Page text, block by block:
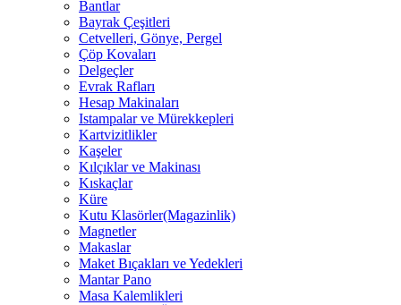
Bantlar
Bayrak Çeşitleri
Cetvelleri, Gönye, Pergel
Çöp Kovaları
Delgeçler
Evrak Rafları
Hesap Makinaları
Istampalar ve Mürekkepleri
Kartvizitlikler
Kaşeler
Kılçıklar ve Makinası
Kıskaçlar
Küre
Kutu Klasörler(Magazinlik)
Magnetler
Makaslar
Maket Bıçakları ve Yedekleri
Mantar Pano
Masa Kalemlikleri